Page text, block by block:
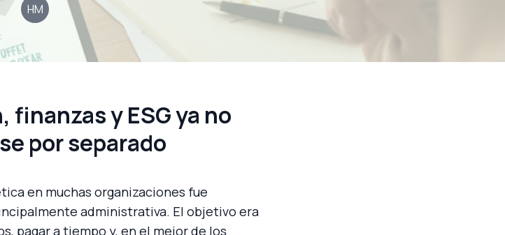
HM
finanzas y ESG ya no
por separado
en muchas organizaciones fue
administrativa. El objetivo era
pagar a tiempo y, en el mejor de los